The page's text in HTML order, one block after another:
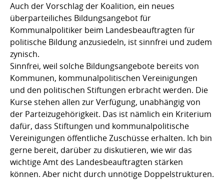
Auch der Vorschlag der Koalition, ein neues
überparteiliches Bildungsangebot für
Kommunalpolitiker beim Landesbeauftragten für
politische Bildung anzusiedeln, ist sinnfrei und zudem
zynisch.
Sinnfrei, weil solche Bildungsangebote bereits von
Kommunen, kommunalpolitischen Vereinigungen
und den politischen Stiftungen erbracht werden. Die
Kurse stehen allen zur Verfügung, unabhängig von
der Parteizugehörigkeit. Das ist nämlich ein Kriterium
dafür, dass Stiftungen und kommunalpolitische
Vereinigungen öffentliche Zuschüsse erhalten. Ich bin
gerne bereit, darüber zu diskutieren, wie wir das
wichtige Amt des Landesbeauftragten stärken
können. Aber nicht durch unnötige Doppelstrukturen.